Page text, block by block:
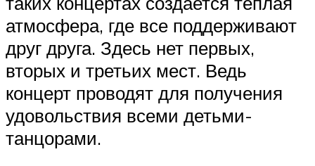
атмосфера, где все поддерживают
друг друга. Здесь нет первых,
вторых и третьих мест. Ведь
концерт проводят для получения
удовольствия всеми детьми-
танцорами.